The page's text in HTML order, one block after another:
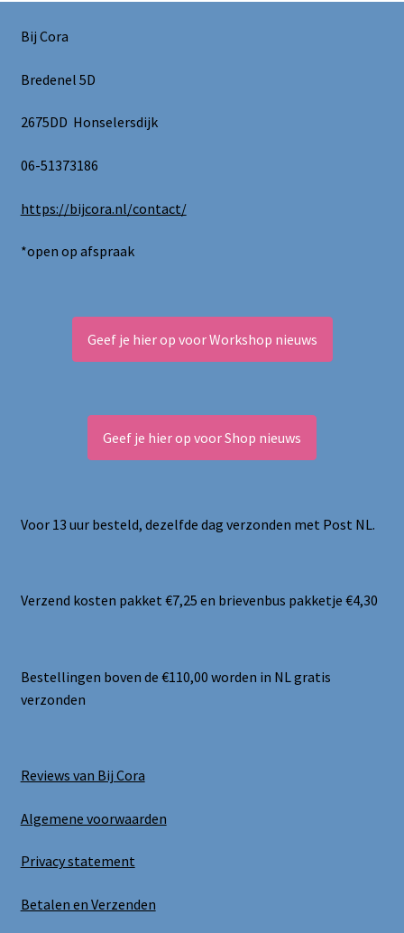
Bij Cora
Bredenel 5D
2675DD Honselersdijk
06-51373186
https://bijcora.nl/contact/
*open op afspraak
Geef je hier op voor Workshop nieuws
Geef je hier op voor Shop nieuws
Voor 13 uur besteld, dezelfde dag verzonden met Post NL.
Verzend kosten pakket €7,25 en brievenbus pakketje €4,30
Bestellingen boven de €110,00 worden in NL gratis
verzonden
Reviews van Bij Cora
Algemene voorwaarden
Privacy statement
Betalen en Verzenden